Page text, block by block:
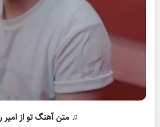
♫ متن آهنگ تو از